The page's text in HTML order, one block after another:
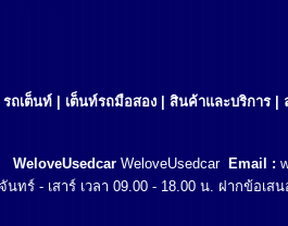
รถเต็นท์ เต็นท์รถมือสอง สินค้าและบริการ
WeloveUsedcar WeloveUsedcar Email :
นทร์ - เสาร์ เวลา 09.00 - 18.00 น. ฝากข้อเ